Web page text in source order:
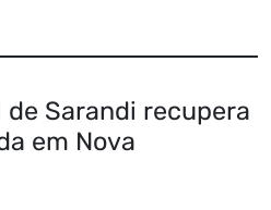
Sarandi recupera
em Nova